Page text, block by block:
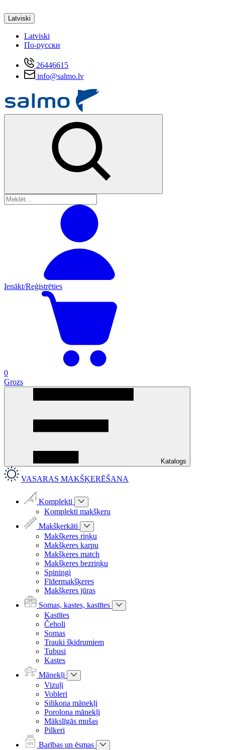
Latviski
Latviski
По-русски
26446615
info@salmo.lv
Ienākt/Reģistrēties
0
Grozs
Katalogs
VASARAS MAKŠĶERĒŠANA
Komplekti
Komplekti makšķeru
Makšķerkāti
Makšķeres riņķu
Makšķeres karpu
Makšķeres match
Makšķeres bezriņķu
Spiningi
Fīdermakšķeres
Makšķeres jūras
Somas, kastes, kastītes
Kastītes
Čeholi
Somas
Trauki šķidrumiem
Tubusi
Kastes
Mānekļi
Vizuļi
Vobleri
Silikona mānekļi
Porolona mānekļi
Mākslīgās mušas
Pilkeri
Barības un ēsmas